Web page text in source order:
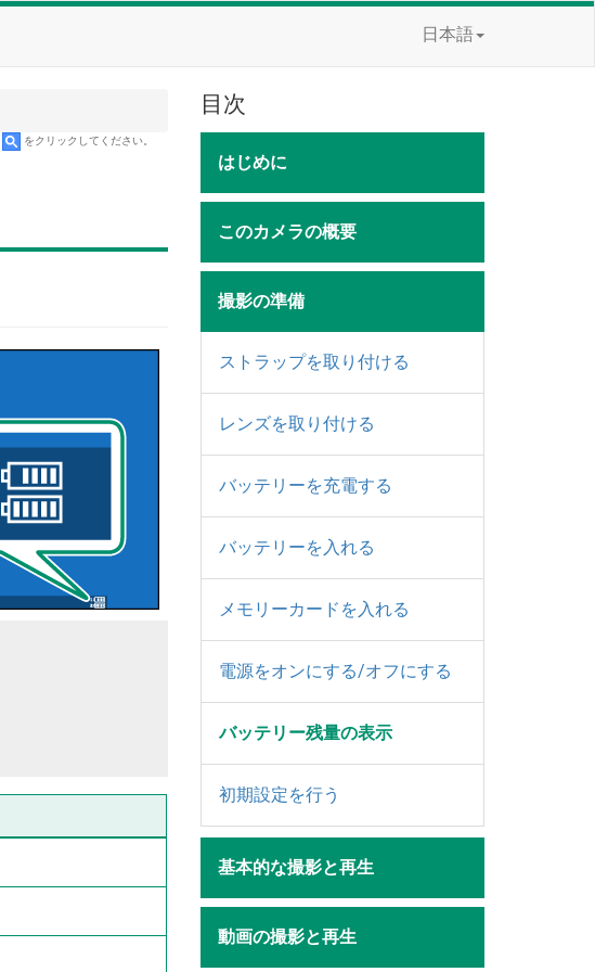
日本語
をクリックしてください。
目次
はじめに
このカメラの概要
撮影の準備
ストラップを取り付ける
レンズを取り付ける
バッテリーを充電する
バッテリーを入れる
メモリーカードを入れる
電源をオンにする/オフにする
バッテリー残量の表示
初期設定を行う
基本的な撮影と再生
動画の撮影と再生